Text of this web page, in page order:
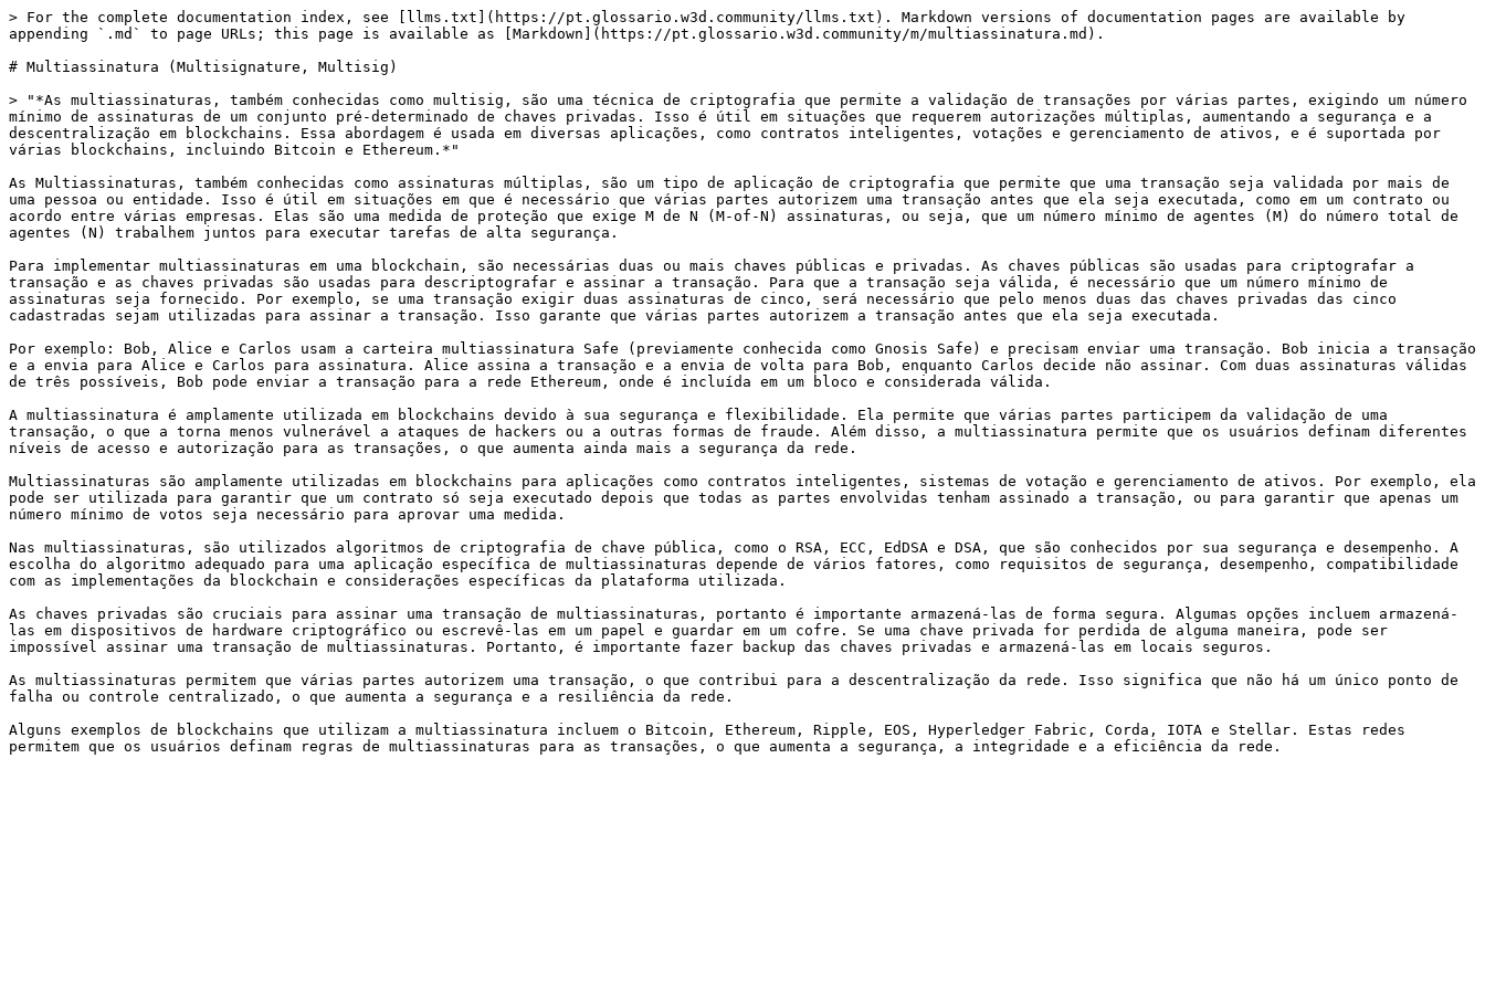
> For the complete documentation index, see [llms.txt](https://pt.glossario.w3d.community/llms.txt). Markdown versions of documentation pages are available by
appending `.md` to page URLs; this page is available as [Markdown](https://pt.glossario.w3d.community/m/multiassinatura.md).
# Multiassinatura (Multisignature, Multisig)
> "*As multiassinaturas, também conhecidas como multisig, são uma técnica de criptografia que permite a validação de transações por várias partes, exigindo um número
mínimo de assinaturas de um conjunto pré-determinado de chaves privadas. Isso é útil em situações que requerem autorizações múltiplas, aumentando a segurança e a
descentralização em blockchains. Essa abordagem é usada em diversas aplicações, como contratos inteligentes, votações e gerenciamento de ativos, e é suportada por
várias blockchains, incluindo Bitcoin e Ethereum.*"
As Multiassinaturas, também conhecidas como assinaturas múltiplas, são um tipo de aplicação de criptografia que permite que uma transação seja validada por mais de
uma pessoa ou entidade. Isso é útil em situações em que é necessário que várias partes autorizem uma transação antes que ela seja executada, como em um contrato ou
acordo entre várias empresas. Elas são uma medida de proteção que exige M de N (M-of-N) assinaturas, ou seja, que um número mínimo de agentes (M) do número total de
agentes (N) trabalhem juntos para executar tarefas de alta segurança.
Para implementar multiassinaturas em uma blockchain, são necessárias duas ou mais chaves públicas e privadas. As chaves públicas são usadas para criptografar a
transação e as chaves privadas são usadas para descriptografar e assinar a transação. Para que a transação seja válida, é necessário que um número mínimo de
assinaturas seja fornecido. Por exemplo, se uma transação exigir duas assinaturas de cinco, será necessário que pelo menos duas das chaves privadas das cinco
cadastradas sejam utilizadas para assinar a transação. Isso garante que várias partes autorizem a transação antes que ela seja executada.
Por exemplo: Bob, Alice e Carlos usam a carteira multiassinatura Safe (previamente conhecida como Gnosis Safe) e precisam enviar uma transação. Bob inicia a transação
e a envia para Alice e Carlos para assinatura. Alice assina a transação e a envia de volta para Bob, enquanto Carlos decide não assinar. Com duas assinaturas válidas
de três possíveis, Bob pode enviar a transação para a rede Ethereum, onde é incluída em um bloco e considerada válida.
A multiassinatura é amplamente utilizada em blockchains devido à sua segurança e flexibilidade. Ela permite que várias partes participem da validação de uma
transação, o que a torna menos vulnerável a ataques de hackers ou a outras formas de fraude. Além disso, a multiassinatura permite que os usuários definam diferentes
níveis de acesso e autorização para as transações, o que aumenta ainda mais a segurança da rede.
Multiassinaturas são amplamente utilizadas em blockchains para aplicações como contratos inteligentes, sistemas de votação e gerenciamento de ativos. Por exemplo, ela
pode ser utilizada para garantir que um contrato só seja executado depois que todas as partes envolvidas tenham assinado a transação, ou para garantir que apenas um
número mínimo de votos seja necessário para aprovar uma medida.
Nas multiassinaturas, são utilizados algoritmos de criptografia de chave pública, como o RSA, ECC, EdDSA e DSA, que são conhecidos por sua segurança e desempenho. A
escolha do algoritmo adequado para uma aplicação específica de multiassinaturas depende de vários fatores, como requisitos de segurança, desempenho, compatibilidade
com as implementações da blockchain e considerações específicas da plataforma utilizada.
As chaves privadas são cruciais para assinar uma transação de multiassinaturas, portanto é importante armazená-las de forma segura. Algumas opções incluem armazená-
las em dispositivos de hardware criptográfico ou escrevê-las em um papel e guardar em um cofre. Se uma chave privada for perdida de alguma maneira, pode ser
impossível assinar uma transação de multiassinaturas. Portanto, é importante fazer backup das chaves privadas e armazená-las em locais seguros.
As multiassinaturas permitem que várias partes autorizem uma transação, o que contribui para a descentralização da rede. Isso significa que não há um único ponto de
falha ou controle centralizado, o que aumenta a segurança e a resiliência da rede.
Alguns exemplos de blockchains que utilizam a multiassinatura incluem o Bitcoin, Ethereum, Ripple, EOS, Hyperledger Fabric, Corda, IOTA e Stellar. Estas redes